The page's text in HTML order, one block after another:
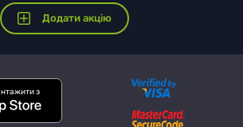
Додати акцію
з